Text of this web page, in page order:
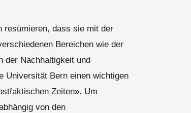
resümieren, dass sie mit der
Bereichen wie der
der Nachhaltigkeit und
Universität Bern einen wichtigen
Zeiten». Um
von den